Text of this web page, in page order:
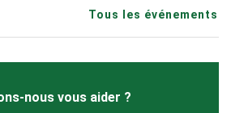
Tous les événements
nous vous aider ?